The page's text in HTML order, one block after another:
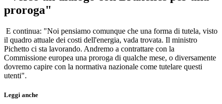
proroga"
E continua: "Noi pensiamo comunque che una forma di tutela, visto
il quadro attuale dei costi dell'energia, vada trovata. Il ministro
Pichetto ci sta lavorando. Andremo a contrattare con la
Commissione europea una proroga di qualche mese, o diversamente
dovremo capire con la normativa nazionale come tutelare questi
utenti".
Leggi anche